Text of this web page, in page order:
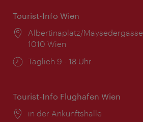
Tourist-Info Wien
Ort:
Albertinaplatz/Maysedergasse
1010 Wien
Öffnungszeiten:
Täglich 9 - 18 Uhr
Tourist-Info Flughafen Wien
Ort:
in der Ankunftshalle